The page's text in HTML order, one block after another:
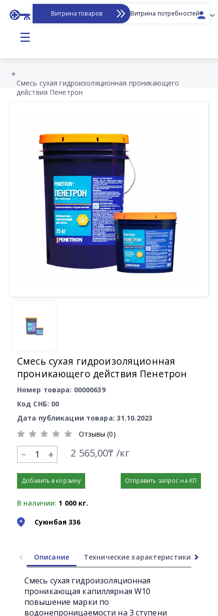
Витрина товаров Витрина потребностей
☰
Смесь сухая гидроизоляционная проникающего
действия Пенетрон
Смесь сухая гидроизоляционная
проникающего действия Пенетрон
Номер товара: 00000639
Код СНБ: 00
Дата публикации товара: 31.10.2023
Отзывы (0)
+ 2 565,00₸ /кг
Добавить в корзину Отправить запрос на КП
В наличии: 1 000 кг.
Суюнбая 336
Описание Технические характеристики
Смесь сухая гидроизоляционная
проникающая капиллярная W10
повышение марки по
водонепроницаемости на 3 ступени